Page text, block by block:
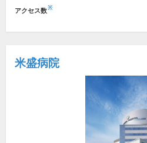
アクセス数※
米盛病院